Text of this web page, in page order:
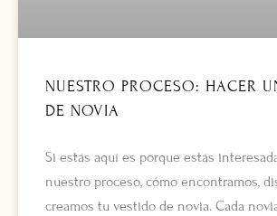
NUESTRO PROCESO: HACER
DE NOVIA
Si estás aquí es porque estás
nuestro proceso, cómo encontramos,
creamos tu vestido de novia. Cada